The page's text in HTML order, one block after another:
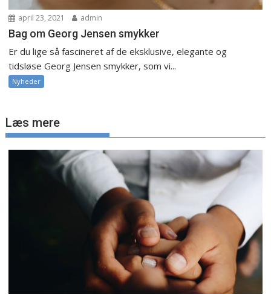
april 23, 2021 admin
Bag om Georg Jensen smykker
Er du lige så fascineret af de eksklusive, elegante og
tidsløse Georg Jensen smykker, som vi...
Nyheder
Læs mere